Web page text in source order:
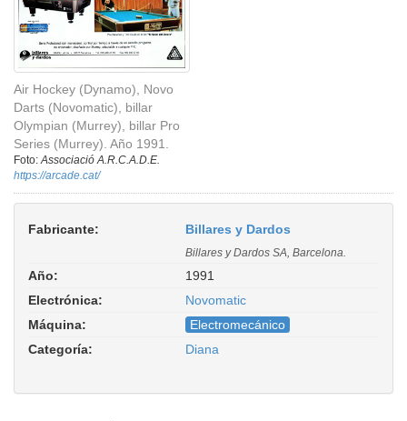
Air Hockey (Dynamo), Novo
Darts (Novomatic), billar
Olympian (Murrey), billar Pro
Series (Murrey). Año 1991.
Foto:Associació A.R.C.A.D.E.
https://arcade.cat/
Fabricante: Billares y Dardos
Billares y Dardos SA, Barcelona.
Año:
1991
Electrónica:
Novomatic
Máquina:
Electromecánico
Categoría:
Diana